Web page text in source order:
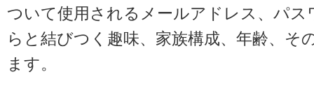
ついて使用されるメールアドレス、パ
らと結びつく趣味、家族構成、年齢、そ
ます。